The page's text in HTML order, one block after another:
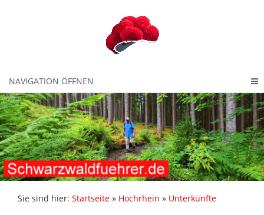
NAVIGATION ÖFFNEN
Sie sind hier: Startseite » Hochrhein » Unterkünfte